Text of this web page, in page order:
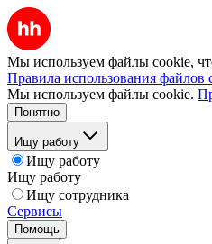
Мы используем файлы cookie,
Правила использования файлов
Мы используем файлы cookie.
Понятно
Ищу работу
Ищу работу
Ищу работу
Ищу сотрудника
Сервисы
Помощь